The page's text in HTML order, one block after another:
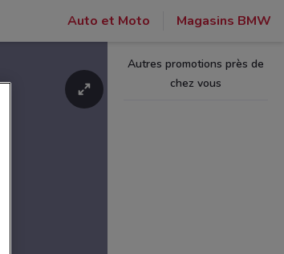
Auto et Moto Magasins BMW
Autres promotions près de
chez vous